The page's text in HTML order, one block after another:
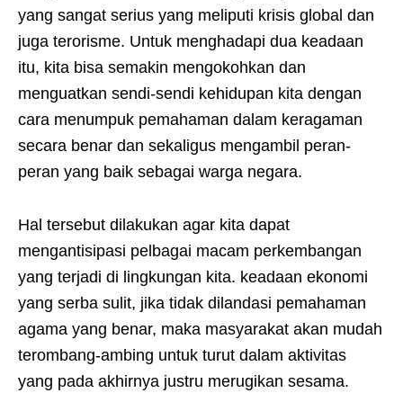
yang sangat serius yang meliputi krisis global dan
juga terorisme. Untuk menghadapi dua keadaan
itu, kita bisa semakin mengokohkan dan
menguatkan sendi-sendi kehidupan kita dengan
cara menumpuk pemahaman dalam keragaman
secara benar dan sekaligus mengambil peran-
peran yang baik sebagai warga negara.
Hal tersebut dilakukan agar kita dapat
mengantisipasi pelbagai macam perkembangan
yang terjadi di lingkungan kita. keadaan ekonomi
yang serba sulit, jika tidak dilandasi pemahaman
agama yang benar, maka masyarakat akan mudah
terombang-ambing untuk turut dalam aktivitas
yang pada akhirnya justru merugikan sesama.